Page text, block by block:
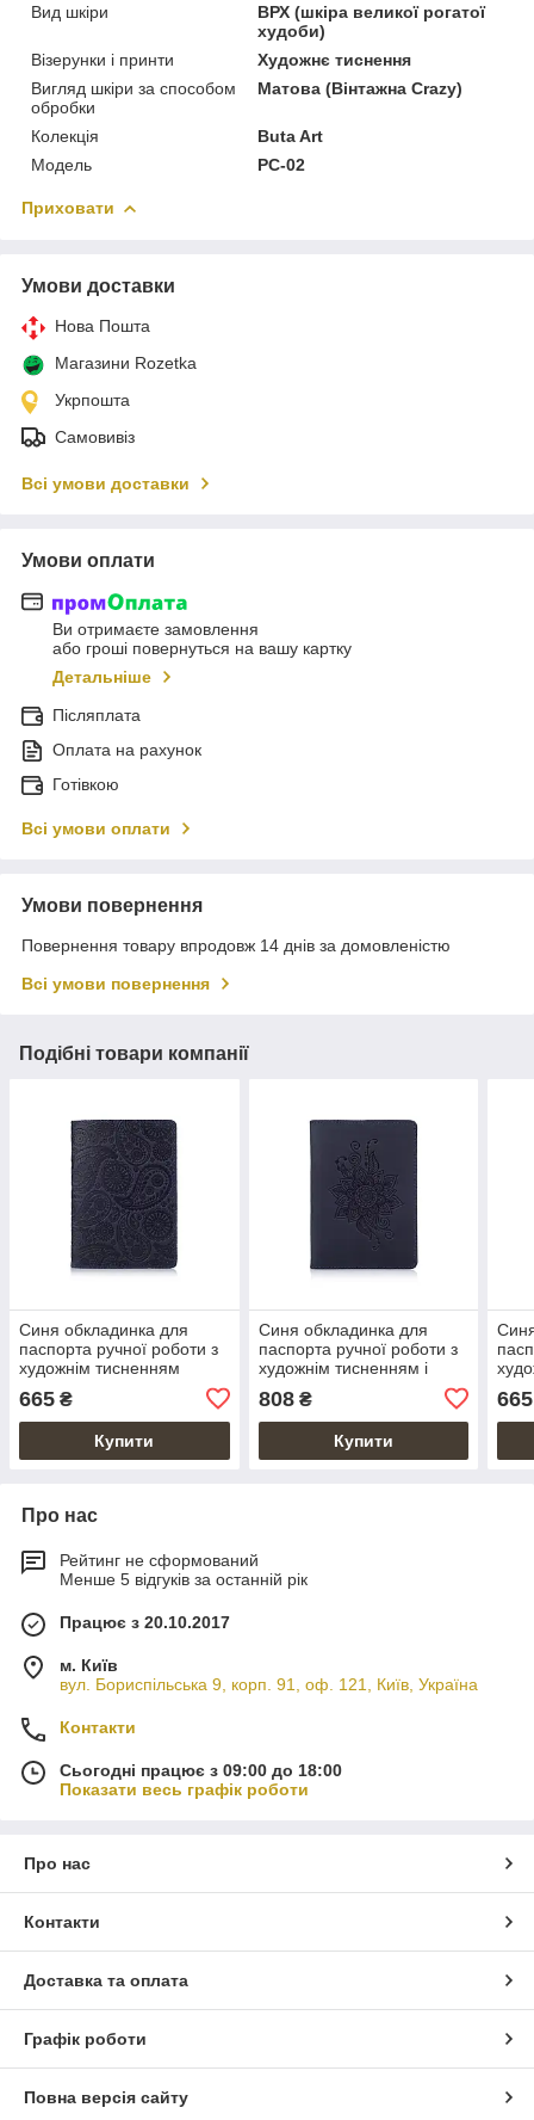
Вид шкіри
ВРХ (шкіра великої рогатої
худоби)
Візерунки і принти
Художнє тиснення
Вигляд шкіри за способом
обробки
Матова (Вінтажна Crazy)
Колекція
Buta Art
Модель
PC-02
Приховати
Умови доставки
Нова Пошта
Магазини Rozetka
Укрпошта
Самовивіз
Всі умови доставки
Умови оплати
Ви отримаєте замовлення
або гроші повернуться на вашу картку
Детальніше
Післяплата
Оплата на рахунок
Готівкою
Всі умови оплати
Умови повернення
Повернення товару впродовж 14 днів за домовленістю
Всі умови повернення
Подібні товари компанії
Синя обкладинка для
паспорта ручної роботи з
художнім тисненням
665 ₴
Купити
Синя обкладинка для
паспорта ручної роботи з
художнім тисненням і
банківських карт
808₴
Купити
665
Про нас
Рейтинг не сформований
Менше 5 відгуків за останній рік
Працює з 20.10.2017
м. Київ
вул. Бориспільська 9, корп. 91, оф. 121, Київ, Україна
Контакти
Сьогодні працює з 09:00 до 18:00
Показати весь графік роботи
Про нас
Контакти
Доставка та оплата
Графік роботи
Повна версія сайту